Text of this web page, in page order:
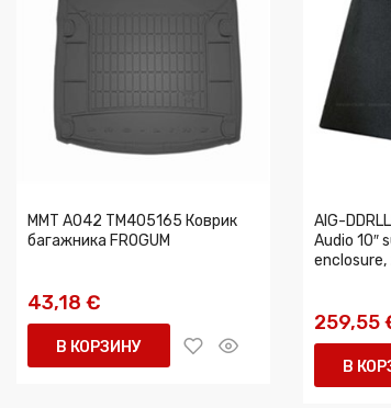
MMT A042 TM405165 Коврик
багажника FROGUM
43,18 €
В КОРЗИНУ
AIG-
Audio 10″
259,55
В